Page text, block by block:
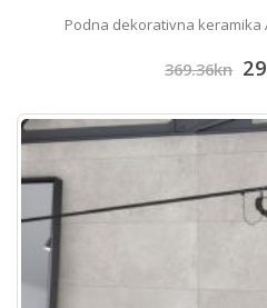
Podna dekorativna keramika
369.36kn